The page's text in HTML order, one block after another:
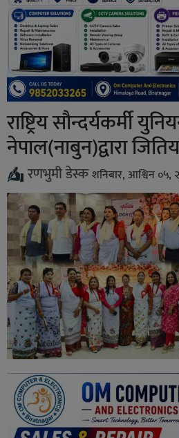
राष्ट्रिय सौन्दर्यकर्मी
नेपाल(नाबुन)द्वारा
रणभुमी डेस्कशनिबार, आश्विन ०५,